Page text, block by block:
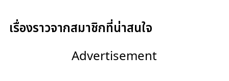
เรื่องราวจากสมาชิกที่น่าสนใจ
Advertisement